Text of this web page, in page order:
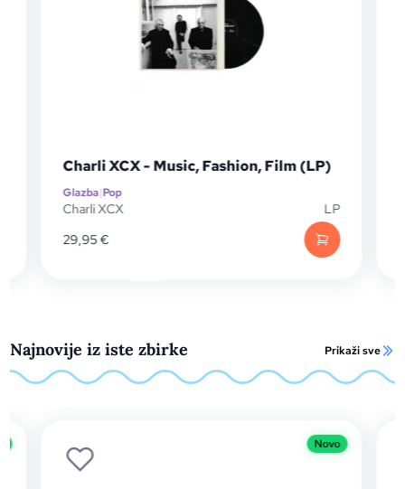
Charli XCX - Music, Fashion, Film (LP)
Glazba|Pop
Charli XCX
LP
29,95€
Najnovije iz iste zbirke Prikaži sve
Novo